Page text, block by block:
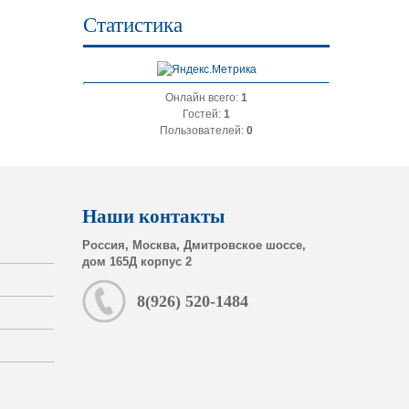
Статистика
Онлайн всего: 1
Гостей: 1
Пользователей: 0
Наши контакты
Россия, Москва, Дмитровское шоссе,
дом 165Д корпус 2
8(926) 520-1484